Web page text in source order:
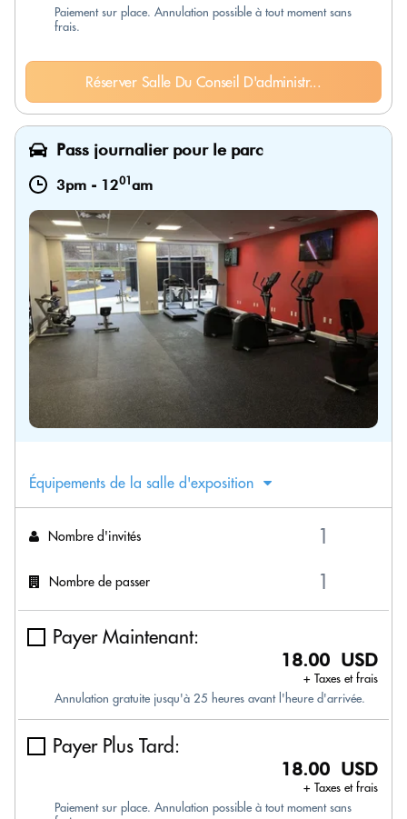
Paiement sur place. Annulation possible à tout moment sans
frais.
Réserver Salle Du Conseil D'administr...
Pass journalier pour le parc
3pm - 1201am
Équipements de la salle d'exposition
Nombre d'invités
Nombre de passer
Payer Maintenant:
18.00 USD
+ Taxes et frais
Annulation gratuite jusqu'à 25 heures avant l'heure d'arrivée.
Payer Plus Tard:
18.00 USD
+ Taxes et frais
Paiement sur place. Annulation possible à tout moment sans